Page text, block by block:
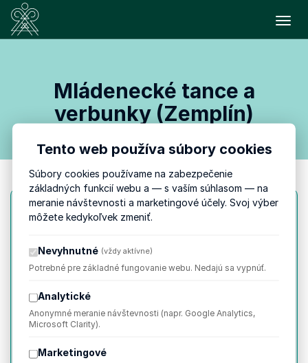
Mládenecké tance a
verbunky (Zemplín)
15:30
do 16:00
Mládenecké tance a verbunky
(Zemplín)
Tento web používa súbory cookies
Súbory cookies používame na zabezpečenie
základných funkcií webu a — s vaším súhlasom — na
meranie návštevnosti a marketingové účely. Svoj výber
môžete kedykoľvek zmeniť.
Nevyhnutné (vždy aktívne)
Potrebné pre základné fungovanie webu. Nedajú sa vypnúť.
Analytické
Anonymné meranie návštevnosti (napr. Google Analytics,
Microsoft Clarity).
Marketingové